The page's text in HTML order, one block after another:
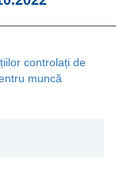
controlați de
muncă